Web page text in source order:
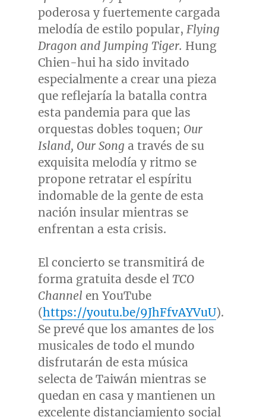
poderosa y fuertemente cargada
melodía de estilo popular, Flying
Dragon and Jumping Tiger. Hung
Chien-hui ha sido invitado
especialmente a crear una pieza
que reflejaría la batalla contra
esta pandemia para que las
orquestas dobles toquen; Our
Island, Our Song a través de su
exquisita melodía y ritmo se
propone retratar el espíritu
indomable de la gente de esta
nación insular mientras se
enfrentan a esta crisis.
El concierto se transmitirá de
forma gratuita desde el TCO
Channel en YouTube
(https://youtu.be/9JhFfvAYVuU).
Se prevé que los amantes de los
musicales de todo el mundo
disfrutarán de esta música
selecta de Taiwán mientras se
quedan en casa y mantienen un
excelente distanciamiento social